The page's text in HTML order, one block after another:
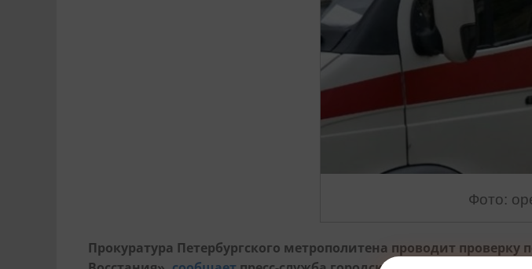
Фото:
Прокуратура Петербургского метрополитена проводит